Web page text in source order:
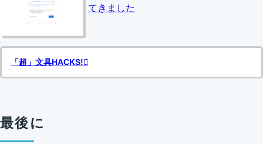
てきました
「超」文具HACKS!
最後に